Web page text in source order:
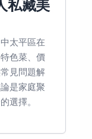
私藏美
太平區在
色菜、價
見問題解
是家庭聚
選擇。